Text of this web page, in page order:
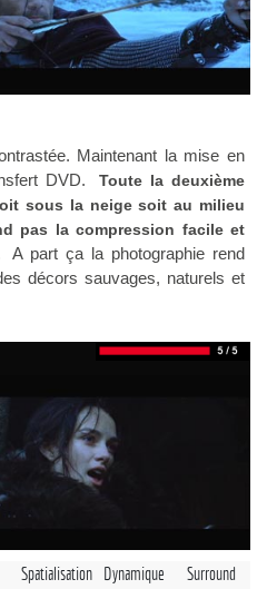
Maintenant la mise en
DVD.
Toute la deuxième
sous la neige soit au milieu
pas la compression facile et
A part ça la photographie rend
décors sauvages, naturels et
Spatialisation Dynamique
Surround